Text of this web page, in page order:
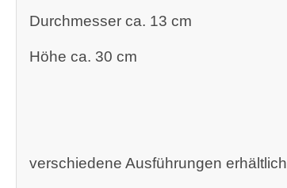
Durchmesser ca. 13 cm
Höhe ca. 30 cm
verschiedene Ausführungen erhältlich